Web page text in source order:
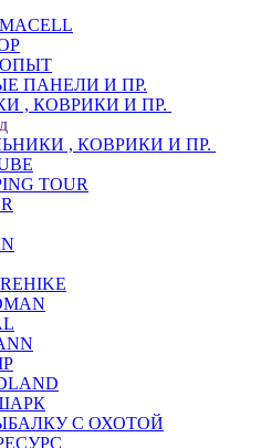
ПАНЕЛИ И ПР.
, КОВРИКИ И ПР.
, КОВРИКИ И ПР.
TOUR
С ОХОТОЙ